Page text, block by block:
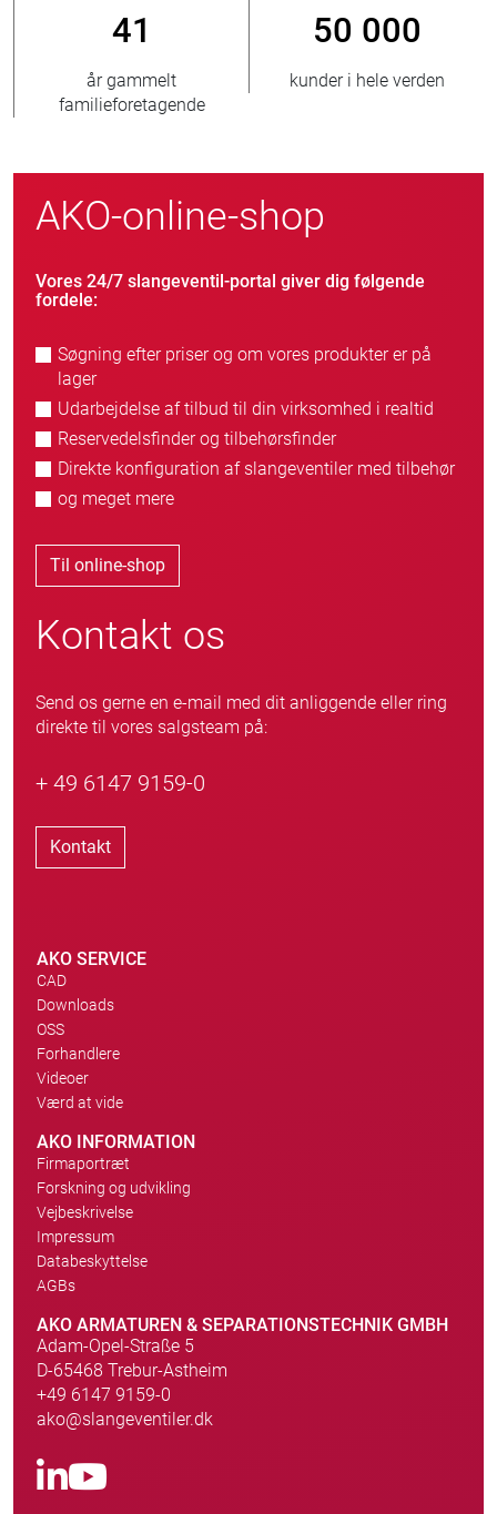
50 000
i hele verden
800
nye kunder/årligt
AKO-online-shop
Vores 24/7 slangeventil-portal giver dig følgende
fordele:
Søgning efter priser og om vores produkter er på
lager
Udarbejdelse af tilbud til din virksomhed i realtid
Reservedelsfinder og tilbehørsfinder
Direkte konfiguration af slangeventiler med tilbehør
og meget mere
Til online-shop
Kontakt os
Send os gerne en e-mail med dit anliggende eller ring
direkte til vores salgsteam på:
+ 49 6147 9159-0
Kontakt
AKO SERVICE
CAD
Downloads
OSS
Forhandlere
Videoer
Værd at vide
AKO INFORMATION
Firmaportræt
Forskning og udvikling
Vejbeskrivelse
Impressum
Databeskyttelse
AGBs
AKO ARMATUREN & SEPARATIONSTECHNIK GMBH
Adam-Opel-Straße 5
D-65468 Trebur-Astheim
+49 6147 9159-0
ako@slangeventiler.dk